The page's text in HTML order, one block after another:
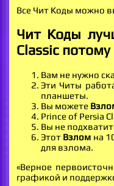
Все Чит Коды можно
Чит Коды
Classic потому
Вам не нужно
Эти Читы
планшеты.
Вы можете
Prince of Persia
Вы не
Этот Взлом на
для взлома.
«Верное
графикой и